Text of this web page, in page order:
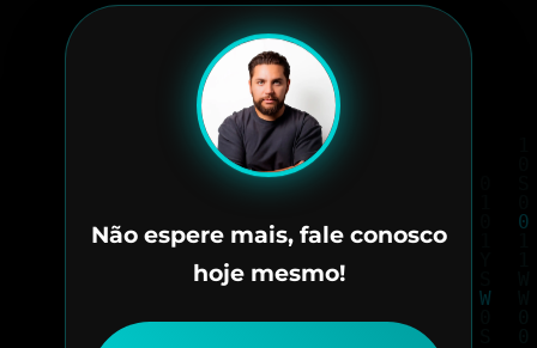
Não espere mais, fale conosco
hoje mesmo!